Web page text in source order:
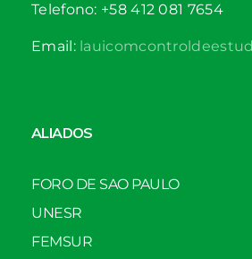
Telefono: +58 412 081 7654
Email:
ALIADOS
FORO DE SAO PAULO
UNESR
FEMSUR